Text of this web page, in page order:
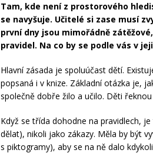
Tam, kde není z prostorového
se navyšuje. Učitelé si zase musí
první dny jsou mimořádně
pravidel. Na co by se podle vás v
Hlavní zásada je spoluúčast dětí.
popsaná i v knize. Základní otázka je,
společně dobře žilo a učilo. Děti
Když se třída dohodne na pravidlech,
dělat), nikoli jako zákazy. Měla by být
s piktogramy), aby se na ně dalo